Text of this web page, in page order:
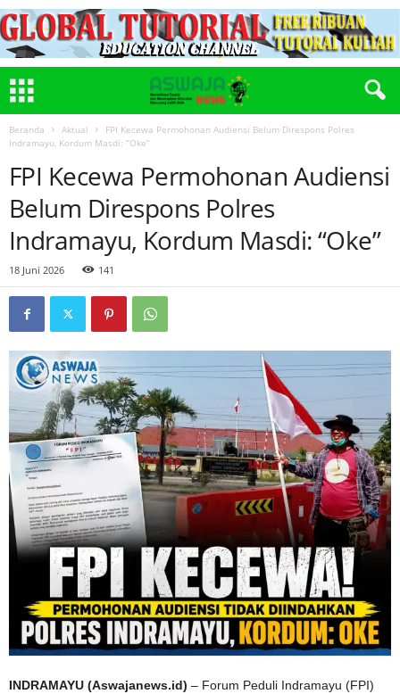
Beranda Aktual
FPI Kecewa Permohonan Audiensi Belum Direspons Polres
Indramayu, Kordum Masdi: “Oke”
FPI Kecewa Permohonan Audiensi
Belum Direspons Polres
Indramayu, Kordum Masdi: “Oke”
18 Juni 2026 141
INDRAMAYU (Aswajanews.id) – Forum Peduli Indramayu (FPI)